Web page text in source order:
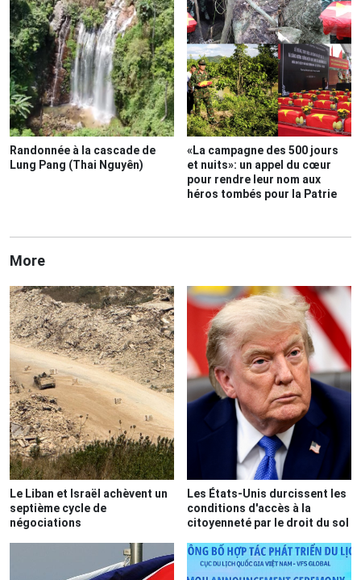
Randonnée à la cascade de
Lung Pang (Thai Nguyên)
«La campagne des 500 jours
et nuits»: un appel du cœur
pour rendre leur nom aux
héros tombés pour la Patrie
More
Le Liban et Israël achèvent un
septième cycle de
négociations
Les États-Unis durcissent les
conditions d'accès à la
citoyenneté par le droit du sol